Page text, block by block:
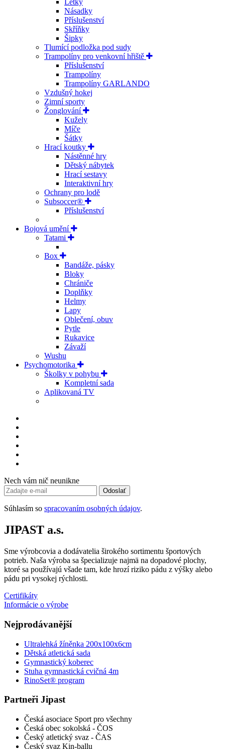
Letky
Násadky
Příslušenství
Skříňky
Šipky
Tlumící podložka pod sudy
Trampolíny pro venkovní hřiště
Příslušenství
Trampolíny
Trampolíny GARLANDO
Vzdušný hokej
Zimní sporty
Žonglování
Kužely
Míče
Šátky
Hrací koutky
Nástěnné hry
Dětský nábytek
Hrací sestavy
Interaktivní hry
Ochrany pro lodě
Subsoccer®
Příslušenství
Bojová umění
Tatami
Box
Bandáže, pásky
Bloky
Chrániče
Doplňky
Helmy
Lapy
Oblečení, obuv
Pytle
Rukavice
Závaží
Wushu
Psychomotorika
Školky v pohybu
Kompletní sada
Aplikovaná TV
Nech vám nič neunikne
Odoslať
Súhlasím so spracovaním osobných údajov.
JIPAST a.s.
Sme výrobcovia a dodávatelia širokého sortimentu športových
potrieb. Naša výroba sa špecializuje najmä na dopadové plochy,
ktoré sa používajú všade tam, kde hrozí riziko pádu z výšky alebo
pádu pri vysokej rýchlosti.
Certifikáty
Informácie o výrobe
Nejprodávanější
Ultralehká žíněnka 200x100x6cm
Dětská atletická sada
Gymnastický koberec
Stuha gymnastická cvičná 4m
RinoSet® program
Partneři Jipast
Česká asociace Sport pro všechny
Česká obec sokolská - ČOS
Český atletický svaz - ČAS
Český svaz Kin-ballu